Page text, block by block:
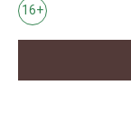
16+